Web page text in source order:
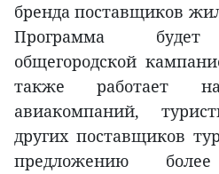
бренда поставщиков
Программа будет
общегородской
также работает
авиакомпаний,
других поставщиков
предложению